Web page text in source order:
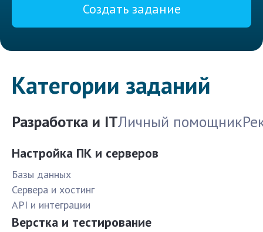
Создать задание
Категории заданий
Разработка и ITЛичный помощник
Настройка ПК и серверов
Базы данных
Сервера и хостинг
API и интеграции
Верстка и тестирование